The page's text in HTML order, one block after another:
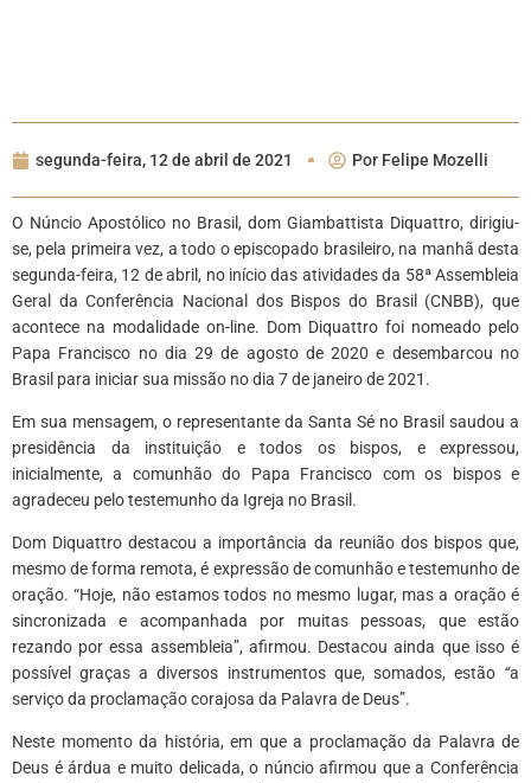
segunda-feira, 12 de abril de 2021 Por Felipe Mozelli
O Núncio Apostólico no Brasil, dom Giambattista Diquattro, dirigiu-
se, pela primeira vez, a todo o episcopado brasileiro, na manhã desta
segunda-feira, 12 de abril, no início das atividades da 58ª Assembleia
Geral da Conferência Nacional dos Bispos do Brasil (CNBB), que
acontece na modalidade on-line. Dom Diquattro foi nomeado pelo
Papa Francisco no dia 29 de agosto de 2020 e desembarcou no
Brasil para iniciar sua missão no dia 7 de janeiro de 2021.
Em sua mensagem, o representante da Santa Sé no Brasil saudou a
presidência da instituição e todos os bispos, e expressou,
inicialmente, a comunhão do Papa Francisco com os bispos e
agradeceu pelo testemunho da Igreja no Brasil.
Dom Diquattro destacou a importância da reunião dos bispos que,
mesmo de forma remota, é expressão de comunhão e testemunho de
oração. “Hoje, não estamos todos no mesmo lugar, mas a oração é
sincronizada e acompanhada por muitas pessoas, que estão
rezando por essa assembleia”, afirmou. Destacou ainda que isso é
possível graças a diversos instrumentos que, somados, estão“a
serviço da proclamação corajosa da Palavra de Deus”.
Neste momento da história, em que a proclamação da Palavra de
Deus é árdua e muito delicada, o núncio afirmou que a Conferência